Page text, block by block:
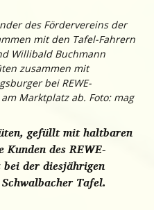
des Fördervereins der
mit den Tafel-Fahrern
Willibald Buchmann
zusammen mit
bei REWE-
Marktplatz ab. Foto: mag
gefüllt mit haltbaren
des REWE-
der diesjährigen
Tafel.